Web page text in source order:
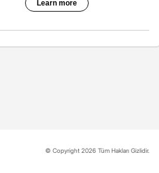
© Copyright 2026 Tüm Hakları Gizlidir.